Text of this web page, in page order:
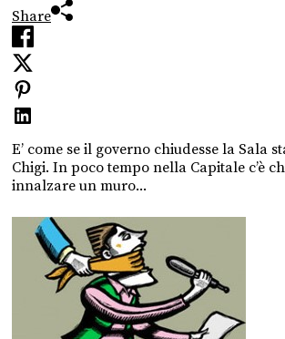
Share
E’ come se il governo chiudesse la Sala
Chigi. In poco tempo nella Capitale c’è
innalzare un muro...